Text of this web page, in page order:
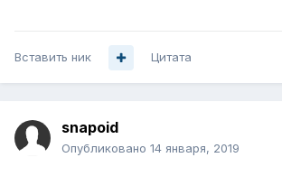
Вставить ник Цитата
snapoid
Опубликовано 14 января, 2019